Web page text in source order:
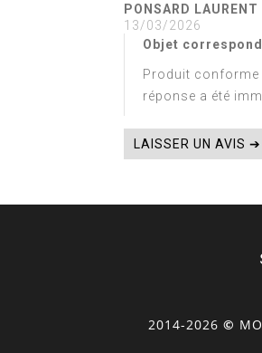
PONSARD LAURENT
13/03/2026
Objet
Produit conforme
réponse a été
LAISSER UN AVIS ➔
2014-2026 ©